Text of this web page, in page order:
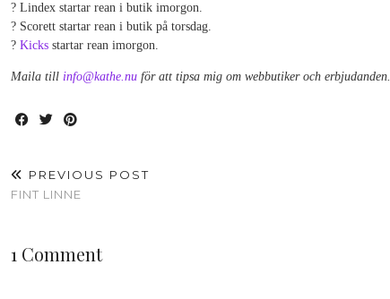
? Lindex startar rean i butik imorgon.
? Scorett startar rean i butik på torsdag.
? Kicks startar rean imorgon.
Maila till info@kathe.nu för att tipsa mig om webbutiker och erbjudanden.
PREVIOUS POST
FINT LINNE
1 Comment